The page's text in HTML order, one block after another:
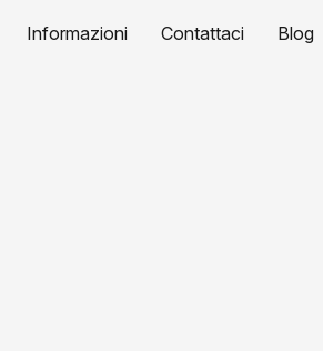
Informazioni Contattaci Blog